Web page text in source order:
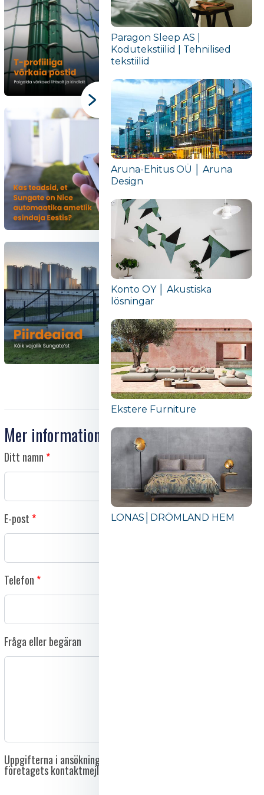
Mer information
Ditt namn
E-post
Telefon
Fråga eller begäran
Uppgifterna i ansökningsformuläret skickas direkt till
företagets kontaktmejl och delas inte med tredje part.
Paragon Sleep AS |
Kodutekstiilid | Tehnilised
tekstiilid
Aruna-Ehitus OÜ │ Aruna
Design
Konto OY │ Akustiska
lösningar
Ekstere Furniture
LONAS│DRÖMLAND HEM